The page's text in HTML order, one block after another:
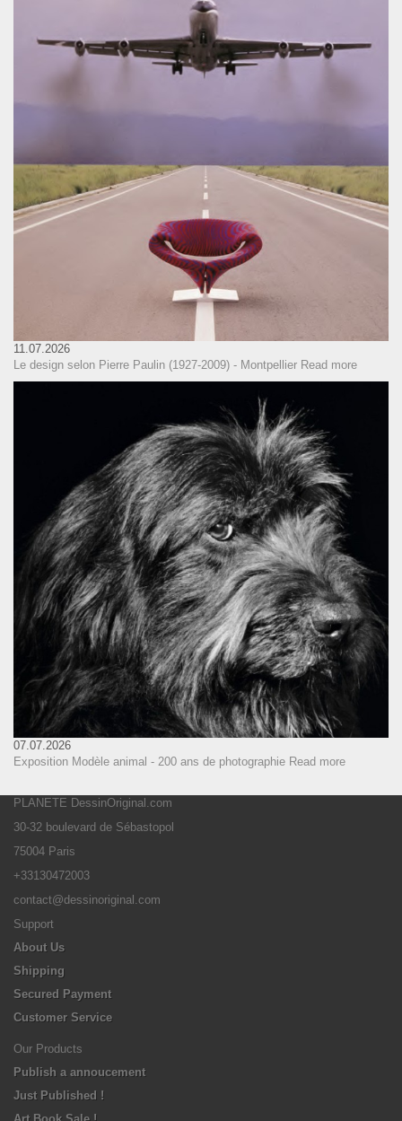
11.07.2026
Le design selon Pierre Paulin (1927-2009) - Montpellier Read more
07.07.2026
Exposition Modèle animal - 200 ans de photographie Read more
PLANETE DessinOriginal.com
30-32 boulevard de Sébastopol
75004 Paris
+33130472003
contact@dessinoriginal.com
Support
About Us
Shipping
Secured Payment
Customer Service
Our Products
Publish a annoucement
Just Published !